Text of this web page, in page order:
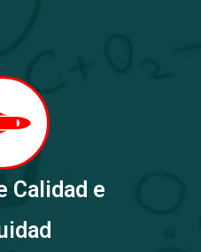
Calidad e